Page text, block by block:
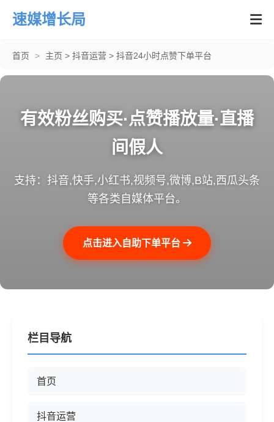
速媒增长局
首页 > 主页 > 抖音运营 > 抖音24小时点赞下单平台
有效粉丝购买·点赞播放量·直播
间假人
支持：抖音,快手,小红书,视频号,微博,B站,西瓜头条
等各类自媒体平台。
点击进入自助下单平台
栏目导航
首页
抖音运营